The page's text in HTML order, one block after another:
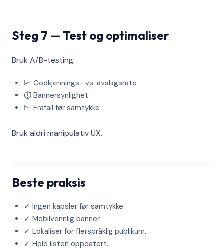
Steg 7 — Test og optimaliser
Bruk A/B-testing:
📈 Godkjennings- vs. avslagsrate
⏱️ Bannersynlighet
📉 Frafall før samtykke
Bruk aldri manipulativ UX.
Beste praksis
✓ Ingen kapsler før samtykke.
✓ Mobilvennlig banner.
✓ Lokaliser for flerspråklig publikum.
✓ Hold listen oppdatert.